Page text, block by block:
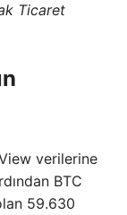
Ticaret
verilerine
BTC
59.630